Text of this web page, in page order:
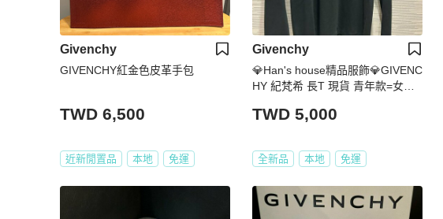
Givenchy
GIVENCHY紅金色皮革手包
TWD 6,500
近新閒置品 本地 免運
Givenchy
💎Han's house精品服飾💎GIVENC
HY 紀梵希 長T 現貨 青年款=女成
TWD 5,000
全新品 本地 免運